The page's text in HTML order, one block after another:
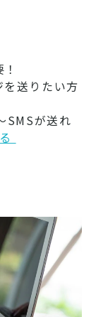
送りたい方
SMSが送れ